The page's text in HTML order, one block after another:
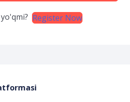
Register Now